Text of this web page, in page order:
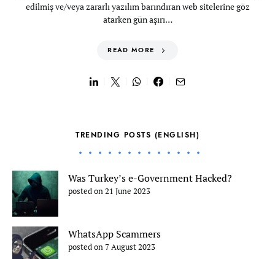
edilmiş ve/veya zararlı yazılım barındıran web sitelerine göz
atarken gün aşırı…
READ MORE
TRENDING POSTS (ENGLISH)
Was Turkey’s e-Government Hacked?
posted on 21 June 2023
WhatsApp Scammers
posted on 7 August 2023